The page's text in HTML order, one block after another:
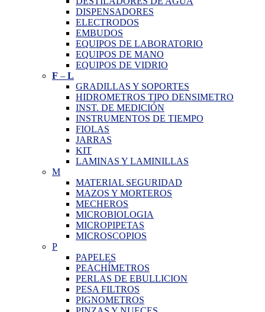
DISPENSADORES
ELECTRODOS
EMBUDOS
EQUIPOS DE LABORATORIO
EQUIPOS DE MANO
EQUIPOS DE VIDRIO
F – L
GRADILLAS Y SOPORTES
HIDROMETROS TIPO DENSIMETRO
INST. DE MEDICIÓN
INSTRUMENTOS DE TIEMPO
FIOLAS
JARRAS
KIT
LAMINAS Y LAMINILLAS
M
MATERIAL SEGURIDAD
MAZOS Y MORTEROS
MECHEROS
MICROBIOLOGIA
MICROPIPETAS
MICROSCOPIOS
P
PAPELES
PEACHÍMETROS
PERLAS DE EBULLICION
PESA FILTROS
PIGNOMETROS